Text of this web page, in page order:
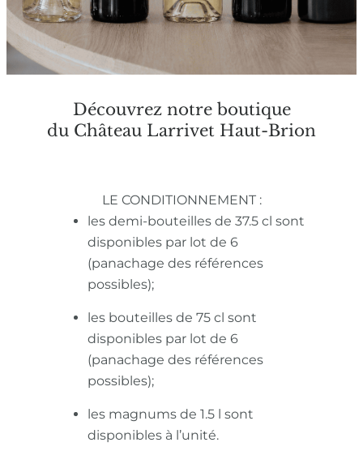
Découvrez notre boutique
du Château Larrivet Haut-Brion
LE CONDITIONNEMENT :
les demi-bouteilles de 37.5 cl sont
disponibles par lot de 6
(panachage des références
possibles);
les bouteilles de 75 cl sont
disponibles par lot de 6
(panachage des références
possibles);
les magnums de 1.5 l sont
disponibles à l’unité.